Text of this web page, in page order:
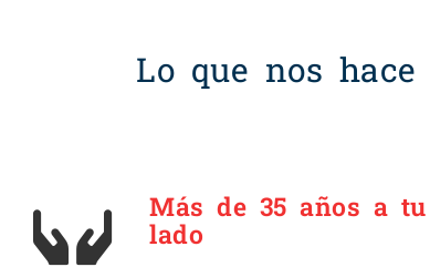
Lo que nos hace
Más de 35 años a tu
lado